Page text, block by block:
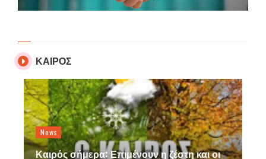
ΚΑΙΡΟΣ
News
Καιρός σήμερα: Επιμένουν η ζέστη και οι